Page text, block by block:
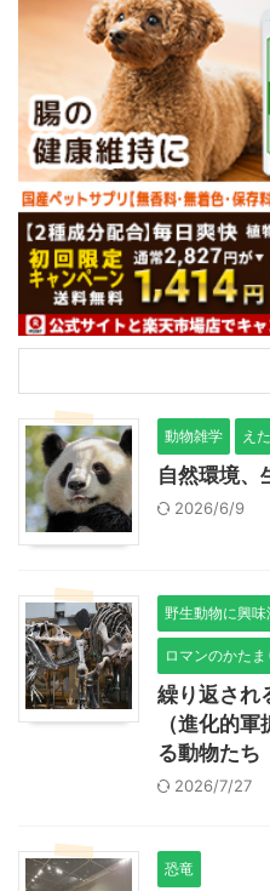
動物雑学 え
自然環境
2026/6/9
野生動物に興
ロマンのかた
繰り返され
（進化的
る動物たち
2026/7/27
恐竜